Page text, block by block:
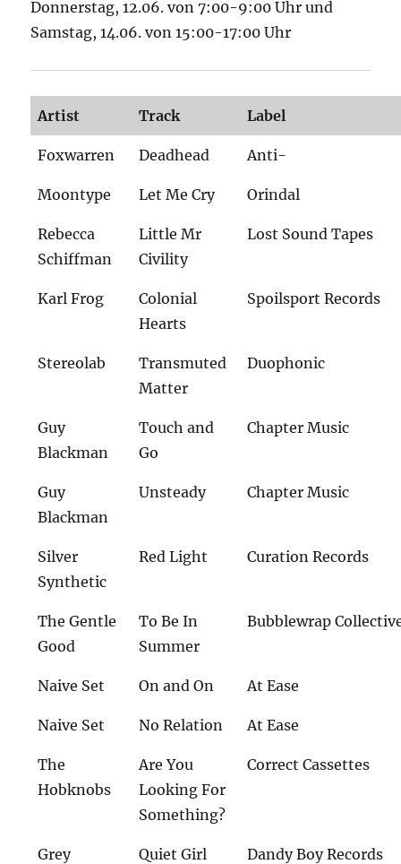
Donnerstag, 12.06. von 7:00-9:00 Uhr und
Samstag, 14.06. von 15:00-17:00 Uhr
Artist Track Label
Foxwarren Deadhead Anti-
Moontype Let Me Cry Orindal
Rebecca
Schiffman
Little Mr
Civility
Lost Sound Tapes
Karl Frog
Colonial
Hearts
Spoilsport Records
Stereolab
Transmuted
Matter
Duophonic
Guy
Blackman
Touch and
Go
Chapter Music
Guy
Blackman
Unsteady Chapter Music
Silver
Synthetic
Red Light Curation Records
The Gentle
Good
To Be In
Summer
Bubblewrap
Naive Set On and On At Ease
Naive Set No Relation At Ease
The
Hobknobs
Are You
Looking For
Something?
Correct Cassettes
Grey
Quiet Girl Dandy Boy Records